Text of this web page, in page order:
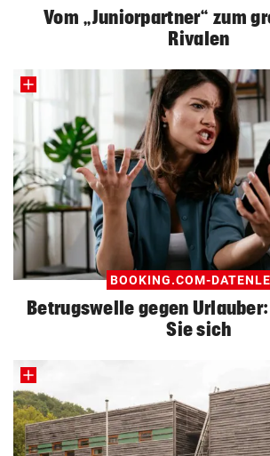
Vom „Juniorpartner“ zum
Rivalen
BOOKING.COM-
Betrugswelle gegen
Sie sich